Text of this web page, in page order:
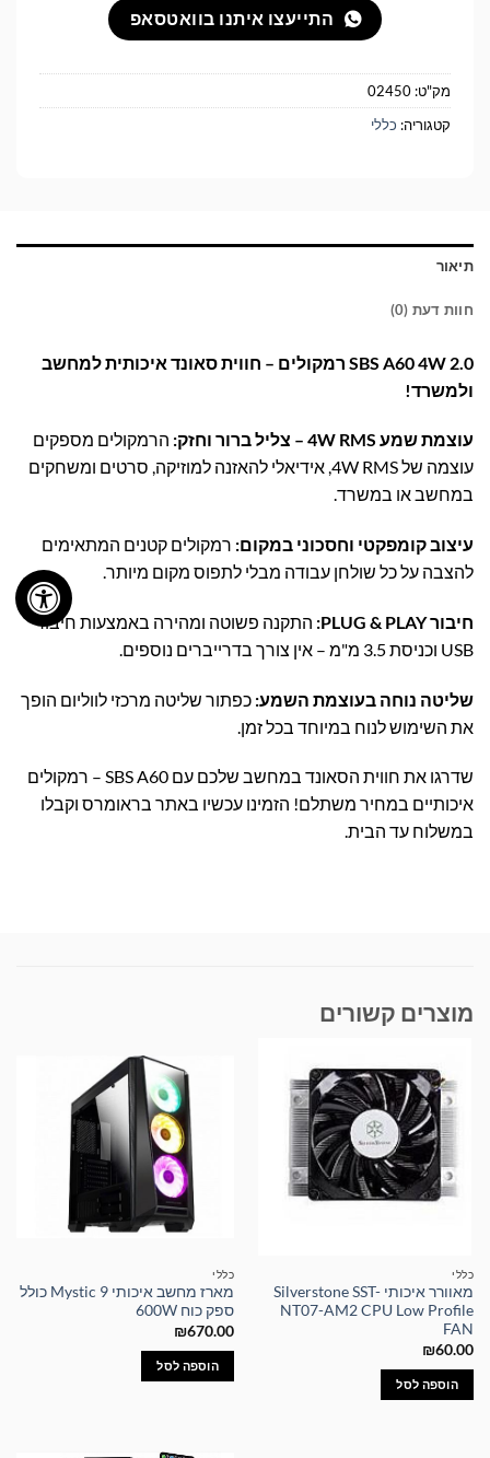
התייעצו איתנו בוואטסאפ
מק"ט: 02450
קטגוריה: כללי
תיאור
חוות דעת (0)
SBS A60 4W 2.0 רמקולים – חווית סאונד איכותית למחשב
ולמשרד!
עוצמת שמע 4W RMS – צליל ברור וחזק:
הרמקולים מספקים
עוצמה של 4W RMS, אידיאלי להאזנה למוזיקה, סרטים ומשחקים
במחשב או במשרד.
עיצוב קומפקטי וחסכוני במקום: רמקולים קטנים המתאימים
להצבה על כל שולחן עבודה מבלי לתפוס מקום מיותר.
חיבור PLUG & PLAY:
התקנה פשוטה ומהירה באמצעות חיבור
USB וכניסת 3.5 מ"מ – אין צורך בדרייברים נוספים.
שליטה נוחה בעוצמת השמע: כפתור שליטה מרכזי לווליום הופך
את השימוש לנוח במיוחד בכל זמן.
שדרגו את חווית הסאונד במחשב שלכם עם SBS A60 – רמקולים
איכותיים במחיר משתלם! הזמינו עכשיו באתר בראומרס וקבלו
במשלוח עד הבית.
מוצרים קשורים
כללי
מאוורר איכותי Silverstone SST-
NT07-AM2 CPU Low Profile
FAN
₪60.00
הוספה לסל
כללי
מארז מחשב איכותי Mystic 9 כולל
ספק כוח 600W
₪670.00
הוספה לסל